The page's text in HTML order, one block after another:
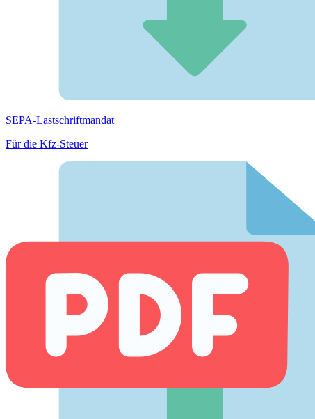
SEPA-Lastschriftmandat
Für die Kfz-Steuer